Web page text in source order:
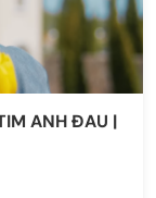
ANH ĐAU |